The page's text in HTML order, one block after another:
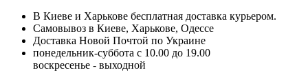
В Киеве и Харькове бесплатная доставка курьером.
Самовывоз в Киеве, Харькове, Одессе
Доставка Новой Почтой по Украине
понедельник-суббота с 10.00 до 19.00
воскресенье - выходной